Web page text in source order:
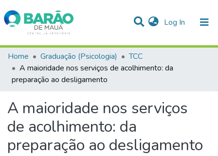
Log In (current)
Communities & Collections
Home Graduação (Psicologia)
TCC
A maioridade nos serviços de acolhimento: da
preparação ao desligamento
A maioridade nos serviços
de acolhimento: da
preparação ao desligamento